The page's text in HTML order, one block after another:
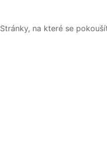
Stránky, na které se